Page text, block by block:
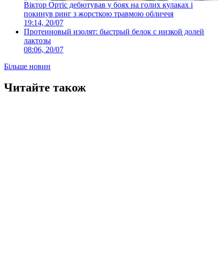
Віктор Ортіс дебютував у боях на голих кулаках і
покинув ринг з жорсткою травмою обличчя
19:14, 20/07
Протеиновый изолят: быстрый белок с низкой долей
лактозы
08:06, 20/07
Більше новин
Читайте також